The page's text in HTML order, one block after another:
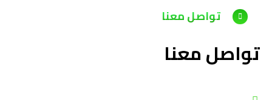
تواصل معنا
تواصل معنا